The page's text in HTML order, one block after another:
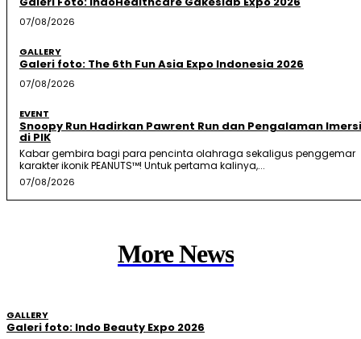
07/08/2026
GALLERY
Galeri foto: The 6th Fun Asia Expo Indonesia 2026
07/08/2026
EVENT
Snoopy Run Hadirkan Pawrent Run dan Pengalaman
di PIK
Kabar gembira bagi para pencinta olahraga sekaligus penggemar
karakter ikonik PEANUTS™! Untuk pertama kalinya,...
07/08/2026
More News
GALLERY
Galeri foto: Indo Beauty Expo 2026